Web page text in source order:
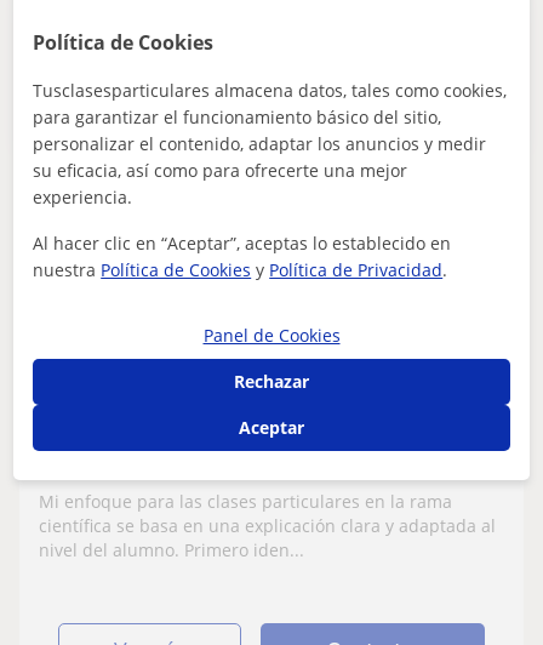
Publica un anuncio
Publicar anuncio
15€/h
Dibujo técnico: Matemáticas básicas
Estudiante de bachillerato dispuesta a dar
técnico para todo aquel que lo necesite
Mi enfoque para las clases particulares en la rama
científica se basa en una explicación clara y adaptada al
nivel del alumno. Primero iden...
Política de Cookies
Tusclasesparticulares almacena datos, tales como cookies,
para garantizar el funcionamiento básico del sitio,
personalizar el contenido, adaptar los anuncios y medir
su eficacia, así como para ofrecerte una mejor
experiencia.
Al hacer clic en “Aceptar”, aceptas lo establecido en
nuestra Política de Cookies y Política de Privacidad.
Panel de Cookies
Rechazar
Aceptar